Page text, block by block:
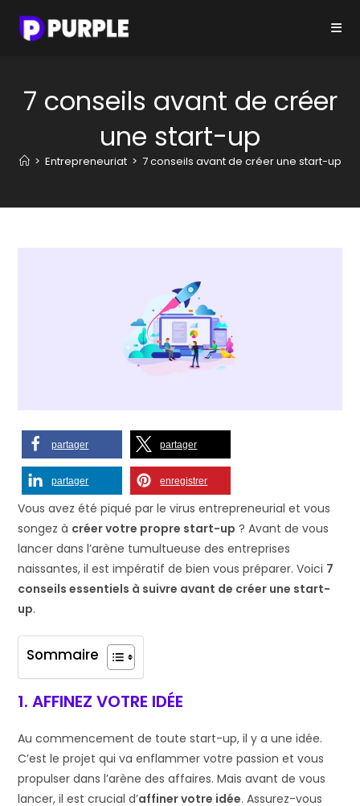
7 conseils avant de créer
une start-up
> Entrepreneuriat > 7 conseils avant de créer une start-up
partager partager
partager enregistrer
Vous avez été piqué par le virus entrepreneurial et vous
songez à créer votre propre start-up ? Avant de vous
lancer dans l’arène tumultueuse des entreprises
naissantes, il est impératif de bien vous préparer. Voici 7
conseils essentiels à suivre avant de créer une start-
up.
Sommaire
1. AFFINEZ VOTRE IDÉE
Au commencement de toute start-up, il y a une idée.
C’est le projet qui va enflammer votre passion et vous
propulser dans l’arène des affaires. Mais avant de vous
lancer, il est crucial d’affiner votre idée. Assurez-vous